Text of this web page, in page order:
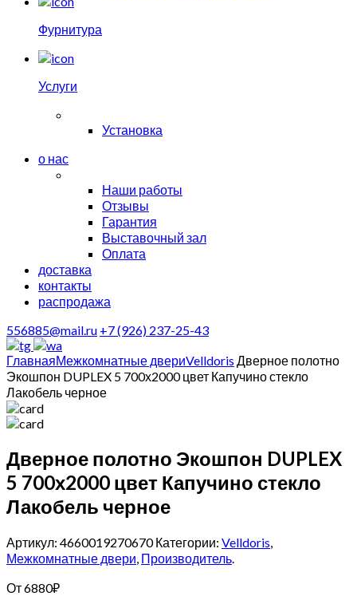
Фурнитура
Услуги
Установка
о нас
Наши работы
Отзывы
Гарантия
Выставочный зал
Оплата
доставка
контакты
распродажа
556885@mail.ru +7 (926) 237-25-43
ГлавнаяМежкомнатные двериVelldoris Дверное полотно
Экошпон DUPLEX 5 700х2000 цвет Капучино стекло
Лакобель черное
Дверное полотно Экошпон DUPLEX
5 700х2000 цвет Капучино стекло
Лакобель черное
Артикул: 4660019270670Категории: Velldoris,
Межкомнатные двери, Производитель.
От6880₽